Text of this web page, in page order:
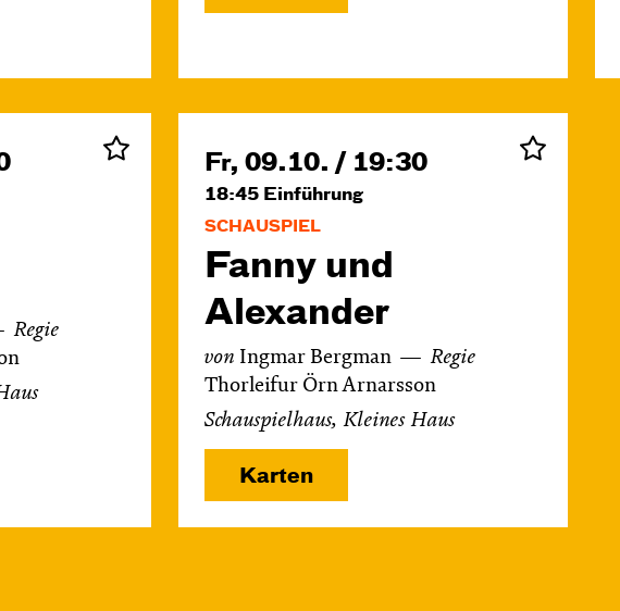
Regie
Fr, 09.10. / 19:30
18:45 Einführung
SCHAUSPIEL
Fanny und
Alexander
von Ingmar Bergman
Regie
Thorleifur Örn Arnarsson
Schauspielhaus, Kleines Haus
Karten